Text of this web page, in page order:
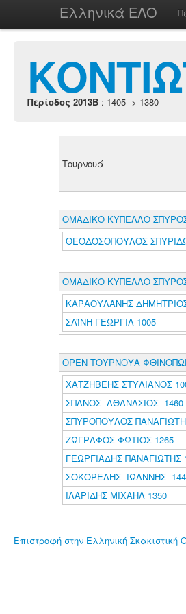
Ελληνικά ΕΛΟ
Περίοδος 2013B : 1405 -> 1380
Τουρνουά
ΟΜΑΔΙΚΟ ΚΥΠΕΛΛΟ
ΘΕΟΔΟΣΟΠΟΥΛΟΣ
ΟΜΑΔΙΚΟ ΚΥΠΕΛΛΟ
ΚΑΡΑΟΥΛΑΝΗΣ
ΣΑΪΝΗ ΓΕΩΡΓΙΑ 1005
ΟΡΕΝ ΤΟΥΡΝΟΥΑ
ΧΑΤΖΗΒΕΗΣ ΣΤΥΛΙΑΝΟΣ
ΣΠΑΝΟΣ ΑΘΑΝΑΣΙΟΣ 1460
ΣΠΥΡΟΠΟΥΛΟΣ
ΖΩΓΡΑΦΟΣ ΦΩΤΙΟΣ 1265
ΓΕΩΡΓΙΑΔΗΣ ΠΑΝΑΓΙΩΤΗΣ
ΣΟΚΟΡΕΛΗΣ ΙΩΑΝΝΗΣ
ΙΛΑΡΙΔΗΣ ΜΙΧΑΗΛ 1350
Επιστροφή στην Ελληνική Σκακιστική